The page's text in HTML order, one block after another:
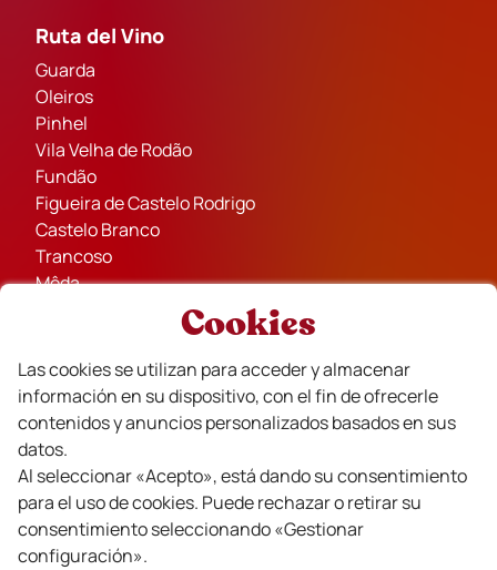
Ruta del Vino
Guarda
Oleiros
Pinhel
Vila Velha de Rodão
Fundão
Figueira de Castelo Rodrigo
Castelo Branco
Trancoso
Mêda
Aldeias Históricas de Portugal
Celorico da Beira
Idanha-a-Nova
Socios
Cookies
Las cookies se utilizan para acceder y almacenar
información en su dispositivo, con el fin de ofrecerle
contenidos y anuncios personalizados basados en sus
datos.
Al seleccionar «Acepto», está dando su consentimiento
para el uso de cookies. Puede rechazar o retirar su
consentimiento seleccionando «Gestionar
configuración».